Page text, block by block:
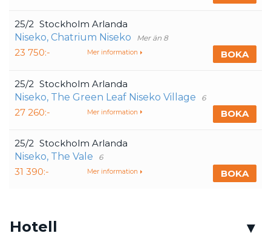
25/2 Stockholm Arlanda
Niseko, Chatrium Niseko
Mer än 8
23 750:- BOKA
Mer information
25/2 Stockholm Arlanda
Niseko, The Green Leaf Niseko Village
6
27 260:- BOKA
Mer information
25/2 Stockholm Arlanda
Niseko, The Vale
6
31 390:- BOKA
Mer information
Hotell